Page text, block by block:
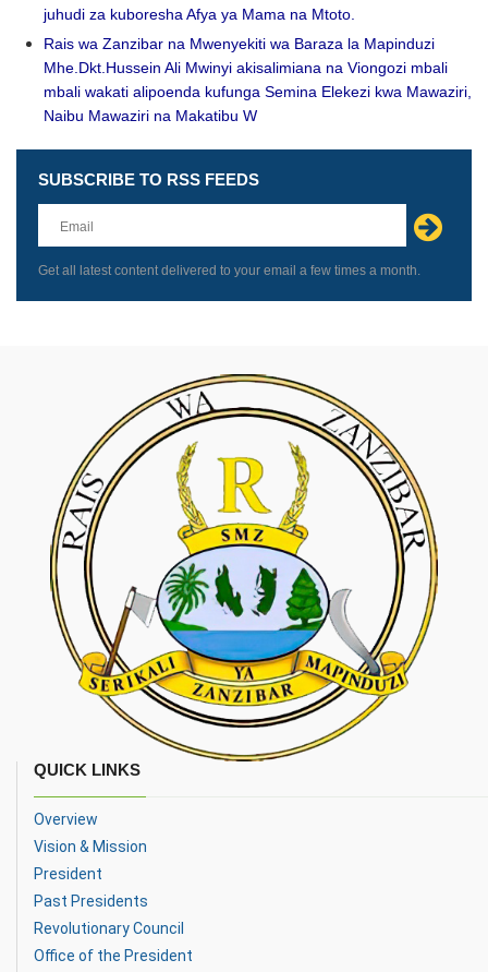
juhudi za kuboresha Afya ya Mama na Mtoto.
Rais wa Zanzibar na Mwenyekiti wa Baraza la Mapinduzi
Mhe.Dkt.Hussein Ali Mwinyi akisalimiana na Viongozi mbali
mbali wakati alipoenda kufunga Semina Elekezi kwa Mawaziri,
Naibu Mawaziri na Makatibu W
Leave
this
field
blank
SUBSCRIBE TO RSS FEEDS
Get all latest content delivered to your email a few times a month.
QUICK LINKS
Overview
Vision & Mission
President
Past Presidents
Revolutionary Council
Office of the President